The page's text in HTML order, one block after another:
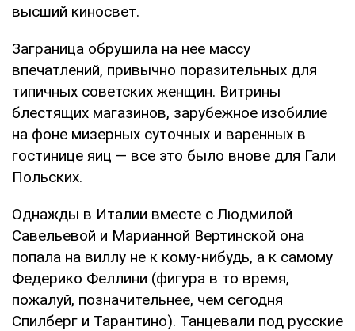
высший киносвет.
Заграница обрушила на нее массу
впечатлений, привычно поразительных для
типичных советских женщин. Витрины
блестящих магазинов, зарубежное изобилие
на фоне мизерных суточных и варенных в
гостинице яиц — все это было внове для Гали
Польских.
Однажды в Италии вместе с Людмилой
Савельевой и Марианной Вертинской она
попала на виллу не к кому-нибудь, а к самому
Федерико Феллини (фигура в то время,
пожалуй, позначительнее, чем сегодня
Спилберг и Тарантино). Танцевали под русские